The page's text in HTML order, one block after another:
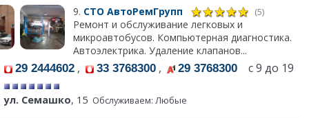
9. СТО АвтоРемГрупп (5)
Ремонт и обслуживание легковых и
микроавтобусов. Компьютерная диагностика.
Автоэлектрика. Удаление клапанов...
29 2444602 , 33 3768300 , 29 3768300 с 9 до 19
ул. Семашко, 15 Обслуживаем: Любые